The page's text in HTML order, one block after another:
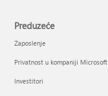
Preduzeće
Zaposlenje
Privatnost u kompaniji Microsoft
Investitori